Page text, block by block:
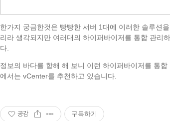
한가지 궁금한것은 빵빵한 서버 1대에 이러한 솔루션
리라 생각되지만 여러대의 하이퍼바이저를 통합 관리
다.
정보의 바다를 항해 해 보니 이런 하이퍼바이저를 통
에서는 vCenter를 추천하고 있습니다.
공감 구독하기